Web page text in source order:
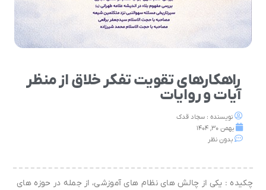
راهکارهای تقویت تفکر خلاق از منظر
آیات و روایات
نویسنده : سجاد قدک
بهمن ۳۰, ۱۴۰۴
بدون نظر
چکیده : یکی از چالش های نظام های آموزشی، از جمله در حوزه های